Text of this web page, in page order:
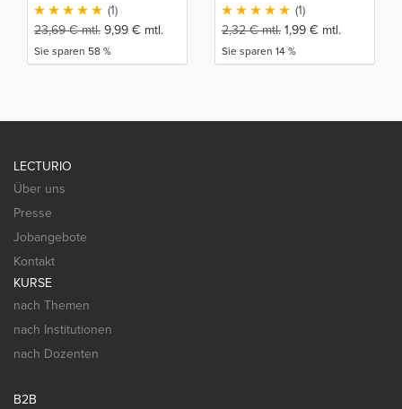
(1)
23,69€mtl. 9,99 € mtl.
Sie sparen 58 %
(1)
2,32€mtl. 1,99 € mtl.
Sie sparen 14 %
LECTURIO
Über uns
Presse
Jobangebote
Kontakt
KURSE
nach Themen
nach Institutionen
nach Dozenten
B2B